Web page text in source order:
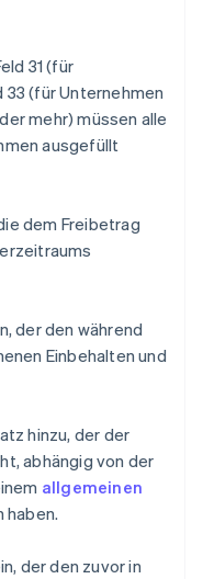
31 (für
33 (für Unternehmen
mehr) müssen alle
ausgefüllt
dem Freibetrag
der den während
Einbehalten und
hinzu, der der
abhängig von der
allgemeinen
der den zuvor in